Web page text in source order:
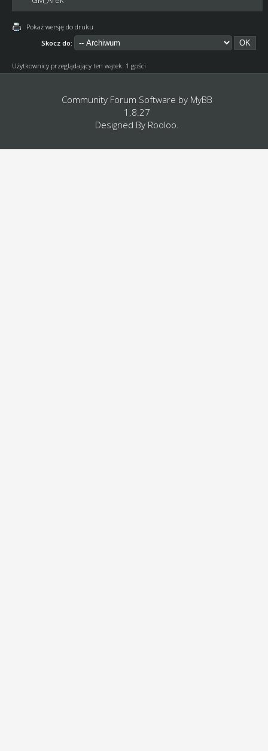
Pokaż wersję do druku
Skocz do:
Użytkownicy przeglądający ten wątek: 1 gości
Community Forum Software by MyBB
1.8.27
Designed By Rooloo